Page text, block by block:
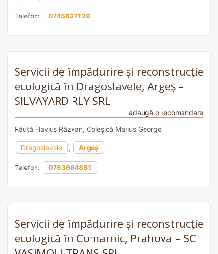
Telefon: 0745637126
Servicii de împădurire și reconstrucție
ecologică în Dragoslavele, Argeș –
SILVAYARD RLY SRL
adaugă o recomandare
Răuță Flavius Răzvan, Coleșică Marius George
Dragoslavele , Argeș
Telefon: 0763664883
Servicii de împădurire și reconstrucție
ecologică în Comarnic, Prahova – SC